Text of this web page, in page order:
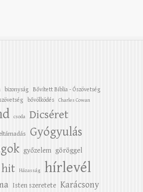
bizonyság
Bővített Biblia - Ószövetség
bővölködés Charles Cowan
csoda Dicséret
Gyógyulás
győzelem göröggel
hit Házasság hírlevél
Isten szeretete Karácsony